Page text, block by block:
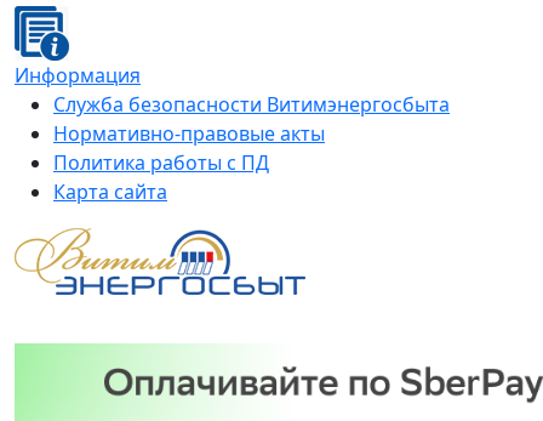
Информация
Служба безопасности Витимэнергосбыта
Нормативно-правовые акты
Политика работы с ПД
Карта сайта